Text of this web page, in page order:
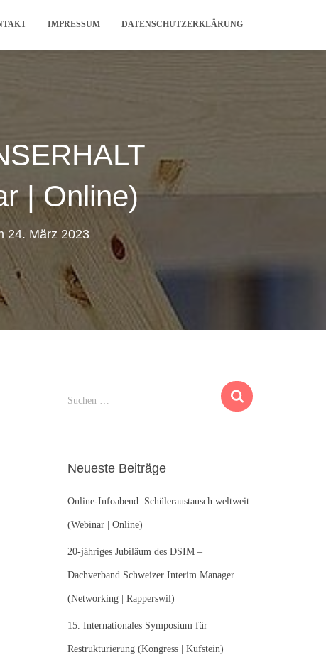
IMPRESSUM DATENSCHUTZERKLÄRUNG
| Online)
24. März 2023
u
n
a
c
:
Suchen …
Neueste Beiträge
Online-Infoabend: Schüleraustausch weltweit
(Webinar | Online)
20-jähriges Jubiläum des DSIM –
Dachverband Schweizer Interim Manager
(Networking | Rapperswil)
15. Internationales Symposium für
Restrukturierung (Kongress | Kufstein)